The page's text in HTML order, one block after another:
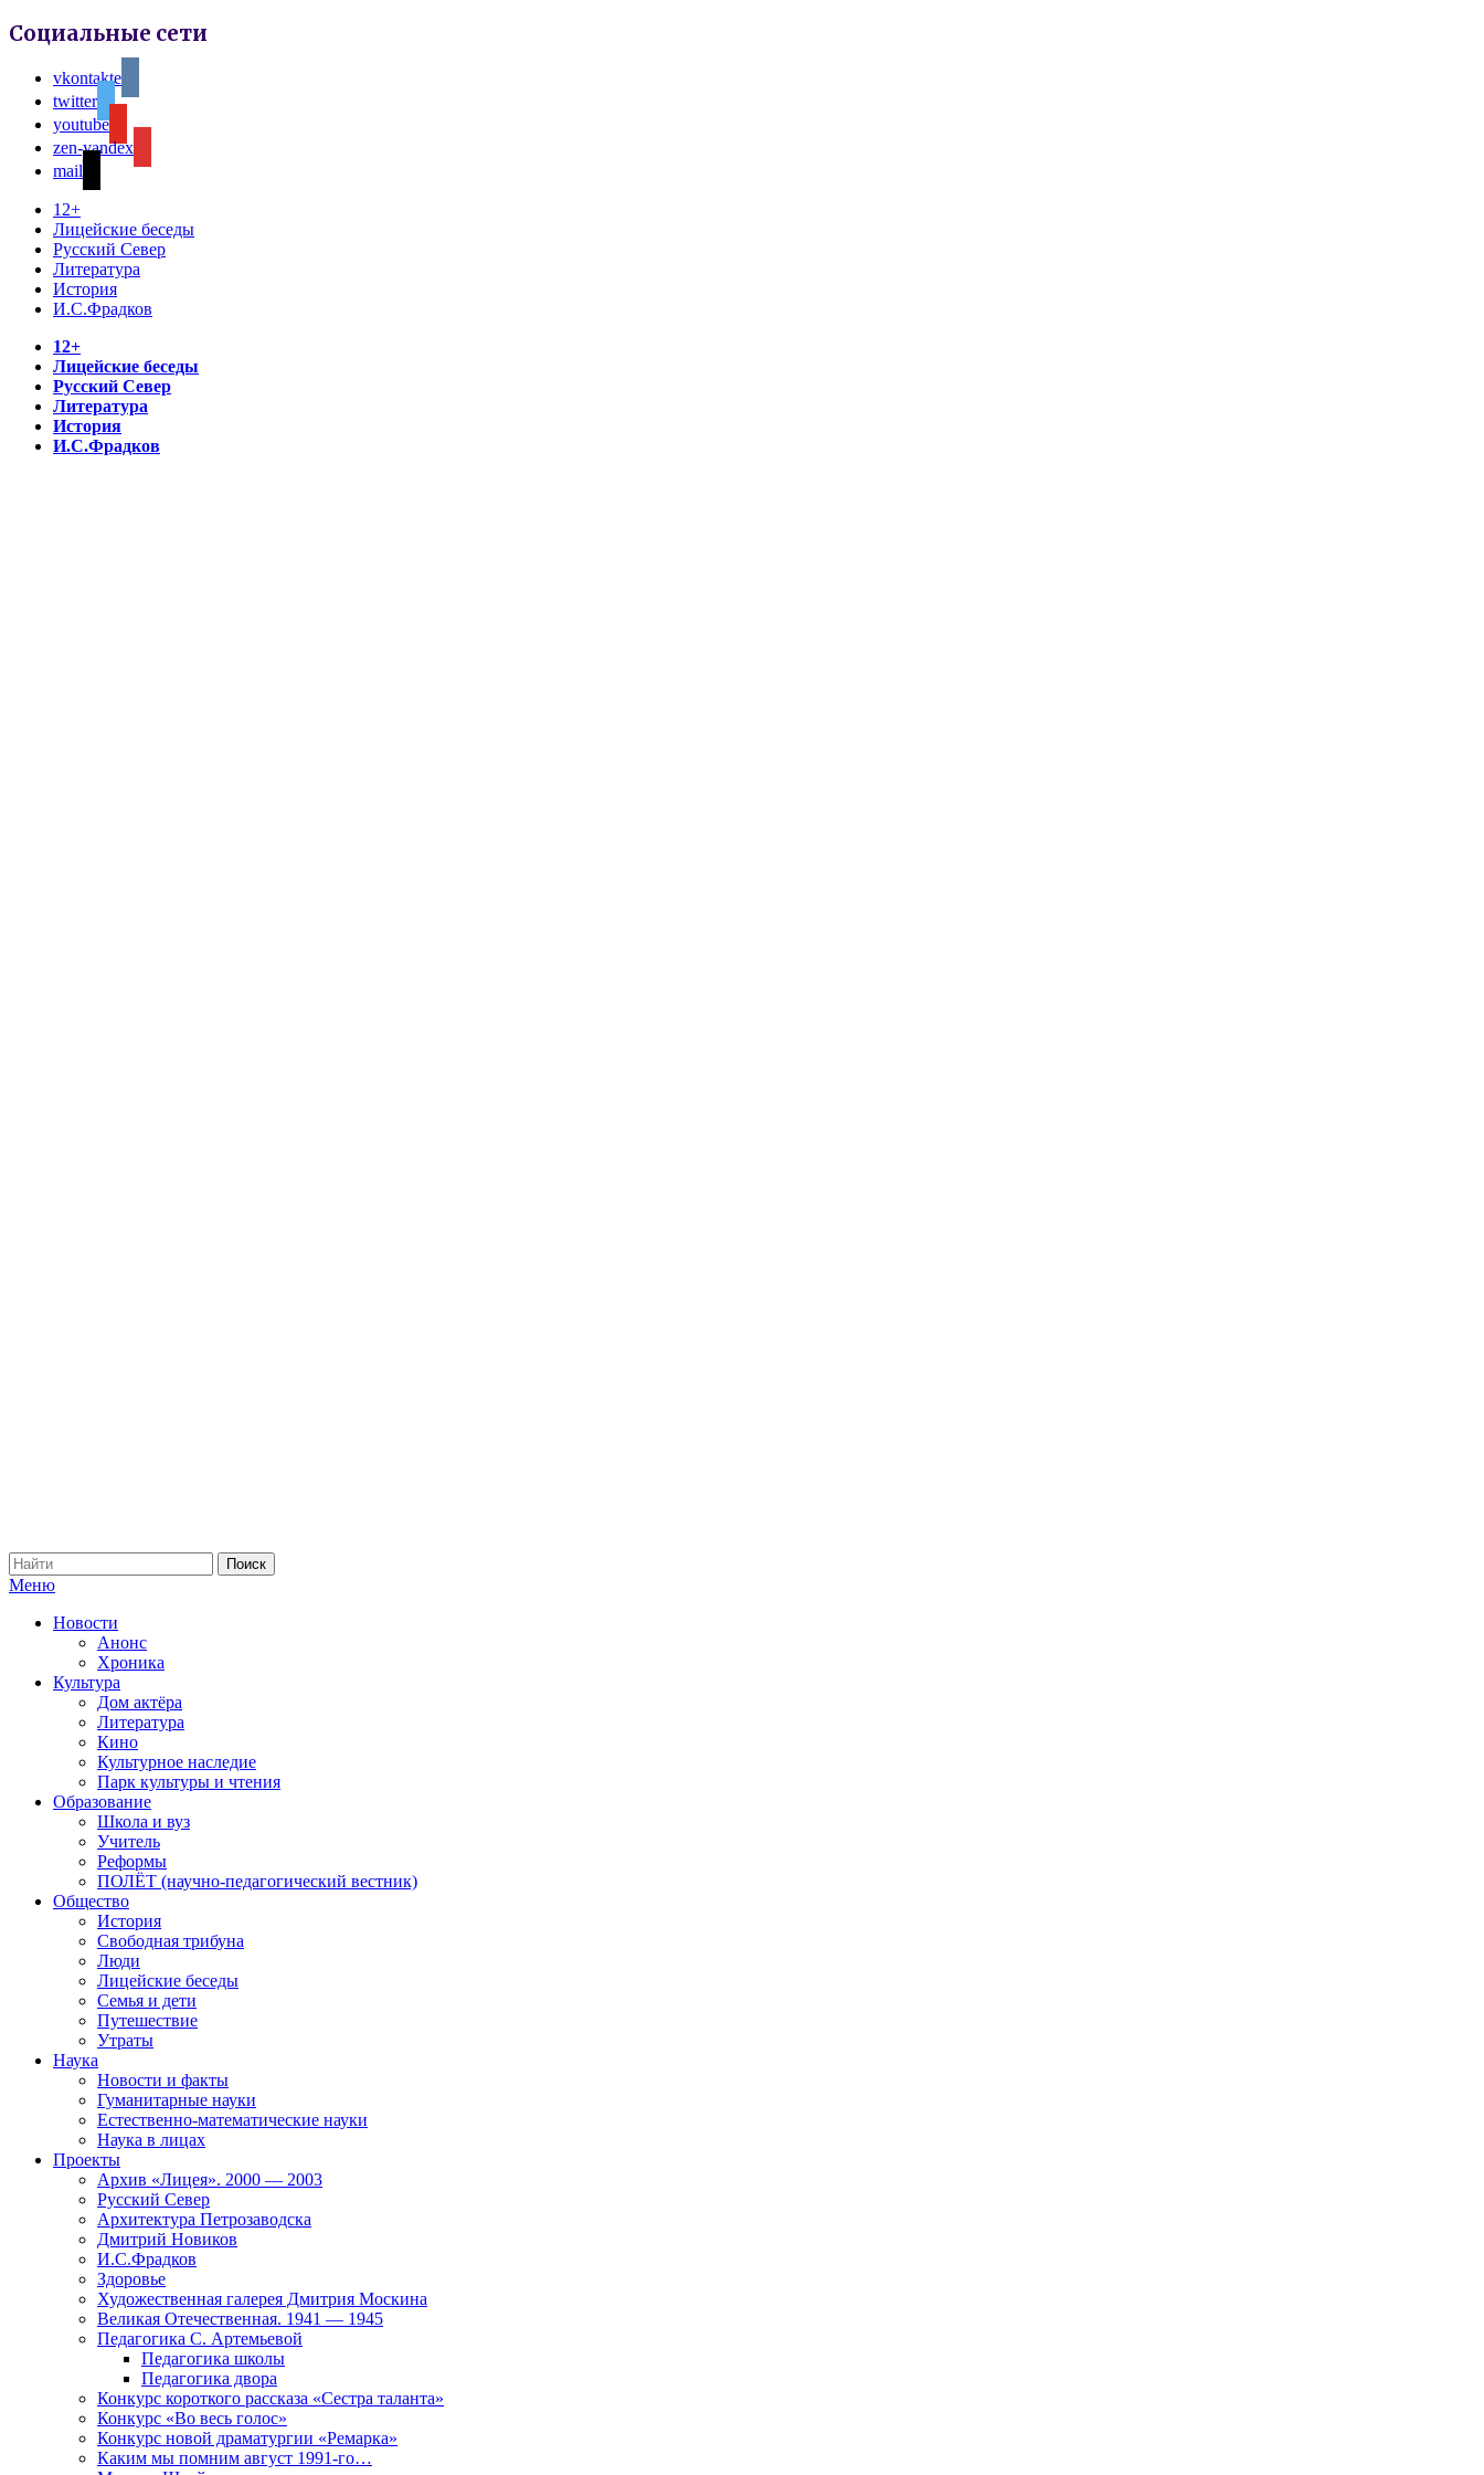
Социальные сети
vkontakte
twitter
youtube
zen-yandex
mail
12+
Лицейские беседы
Русский Север
Литература
История
И.С.Фрадков
12+
Лицейские беседы
Русский Север
Литература
История
И.С.Фрадков
Меню
Новости
Анонс
Хроника
Культура
Дом актёра
Литература
Кино
Культурное наследие
Парк культуры и чтения
Образование
Школа и вуз
Учитель
Реформы
ПОЛЁТ (научно-педагогический вестник)
Общество
История
Свободная трибуна
Люди
Лицейские беседы
Семья и дети
Путешествие
Утраты
Наука
Новости и факты
Гуманитарные науки
Естественно-математические науки
Наука в лицах
Проекты
Архив «Лицея». 2000 — 2003
Русский Север
Архитектура Петрозаводска
Дмитрий Новиков
И.С.Фрадков
Здоровье
Художественная галерея Дмитрия Москина
Великая Отечественная. 1941 — 1945
Педагогика С. Артемьевой
Педагогика школы
Педагогика двора
Конкурс короткого рассказа «Сестра таланта»
Конкурс «Во весь голос»
Конкурс новой драматургии «Ремарка»
Каким мы помним август 1991-го…